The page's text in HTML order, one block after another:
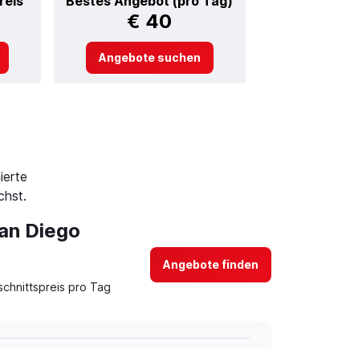
€ 40
Angebote suchen
Diego
pro Tag
Angebote finden